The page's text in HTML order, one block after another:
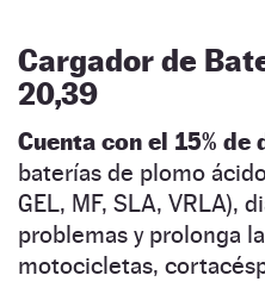
Cargador de
20,39
Cuenta con el 15% de
baterías de plomo
GEL, MF, SLA, VRLA),
problemas y prolonga
motocicletas,